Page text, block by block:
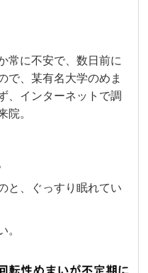
常に不安で、数日前に
で、某有名大学のめま
、インターネットで調
院。
と、ぐっすり眠れてい
。